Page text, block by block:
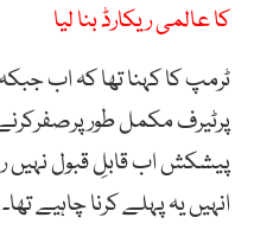
کا عالمی ریکارڈ بنا لیا
ٹرمپ کا کہنا تھا کہ اب
پرٹیرف مکمل
پیشکش اب قابلِ قبول نہیں
انہیں یہ پہلے کرنا چاہیے تھا۔